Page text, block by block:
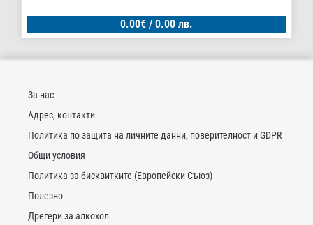
0.00€ / 0.00 лв.
За нас
Адрес, контакти
Политика по защита на личните данни, поверителност и GDPR
Общи условия
Политика за бисквитките (Европейски Съюз)
Полезно
Дрегери за алкохол